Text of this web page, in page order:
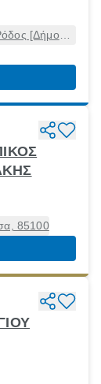
[Δήμος],
85100